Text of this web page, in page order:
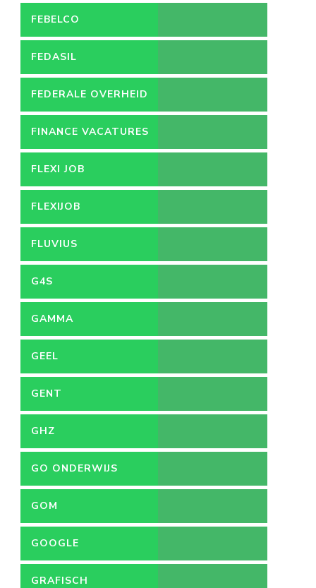
FEBELCO
FEDASIL
FEDERALE OVERHEID
FINANCE VACATURES
FLEXI JOB
FLEXIJOB
FLUVIUS
G4S
GAMMA
GEEL
GENT
GHZ
GO ONDERWIJS
GOM
GOOGLE
GRAFISCH